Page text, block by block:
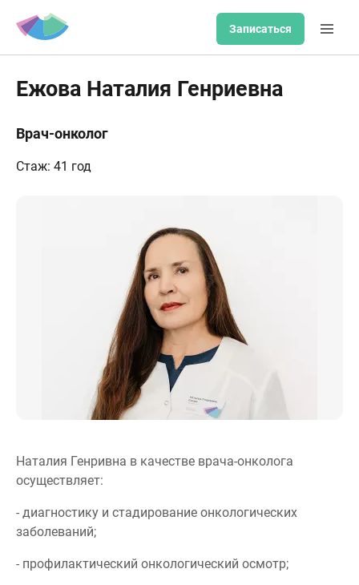
Записаться
Ежова Наталия Генриевна
Врач-онколог
Стаж: 41 год
Наталия Генривна в качестве врача-онколога
осуществляет:
- диагностику и стадирование онкологических
заболеваний;
- профилактический онкологический осмотр;